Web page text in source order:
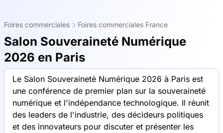
Foires commerciales Foires commerciales France
Salon Souveraineté Numérique
2026 en Paris
Le Salon Souveraineté Numérique 2026 à Paris est
une conférence de premier plan sur la souveraineté
numérique et l'indépendance technologique. Il réunit
des leaders de l'industrie, des décideurs politiques
et des innovateurs pour discuter et présenter les